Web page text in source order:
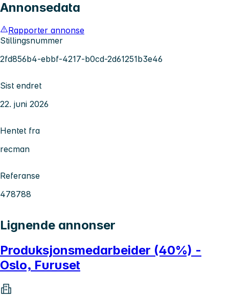
Annonsedata
Rapporter annonse
Stillingsnummer
2fd856b4-ebbf-4217-b0cd-2d61251b3e46
Sist endret
22. juni 2026
Hentet fra
recman
Referanse
478788
Lignende annonser
Produksjonsmedarbeider (40%) -
Oslo, Furuset